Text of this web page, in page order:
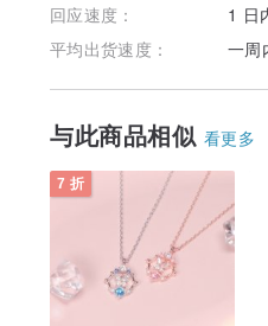
回应速度：
1 日
平均出货速度：
一周
与此商品相似 看更多
7 折